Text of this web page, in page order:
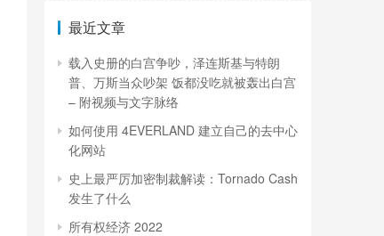
最近文章
载入史册的白宫争吵，泽连斯基与特朗
普、万斯当众吵架 饭都没吃就被轰出白宫
– 附视频与文字脉络
如何使用 4EVERLAND 建立自己的去中心
化网站
史上最严厉加密制裁解读：Tornado Cash
发生了什么
所有权经济 2022